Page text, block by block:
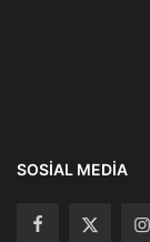
SOSIAL MEDIA